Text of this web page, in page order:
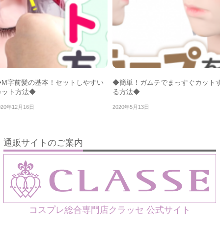
字前髪の基本！セットしやすい
ット方法◆
年12月16日
◆簡単！ガムテでまっすぐカット
る方法◆
2020年5月13日
通販サイトのご案内
コスプレ総合専門店クラッセ 公式サイト